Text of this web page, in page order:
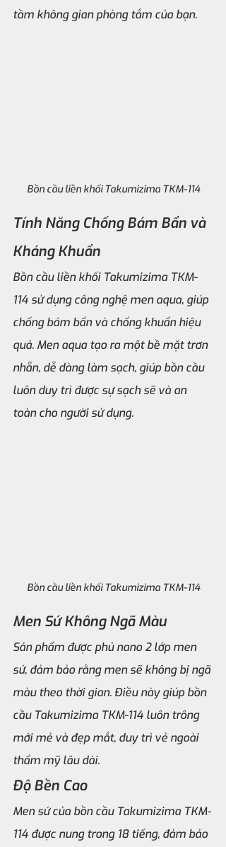
tầm không gian phòng tắm của bạn.
Bồn cầu liền khối Takumizima TKM-114
Tính Năng Chống Bám Bẩn và
Kháng Khuẩn
Bồn cầu liền khối Takumizima TKM-
114 sử dụng công nghệ men aqua, giúp
chống bám bẩn và chống khuẩn hiệu
quả. Men aqua tạo ra một bề mặt trơn
nhẵn, dễ dàng làm sạch, giúp bồn cầu
luôn duy trì được sự sạch sẽ và an
toàn cho người sử dụng.
Bồn cầu liền khối Takumizima TKM-114
Men Sứ Không Ngã Màu
Sản phẩm được phủ nano 2 lớp men
sứ, đảm bảo rằng men sẽ không bị ngã
màu theo thời gian. Điều này giúp bồn
cầu Takumizima TKM-114 luôn trông
mới mẻ và đẹp mắt, duy trì vẻ ngoài
thẩm mỹ lâu dài.
Độ Bền Cao
Men sứ của bồn cầu Takumizima TKM-
114 được nung trong 18 tiếng, đảm bảo